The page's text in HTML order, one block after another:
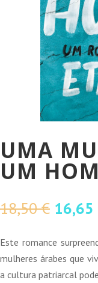
UMA
UM
18,50€ O
era:
18,50
16,65
Este romance
mulheres árabes que
a cultura patriarcal